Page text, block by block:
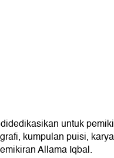
untuk
kumpulan puisi,
Allama Iqbal.